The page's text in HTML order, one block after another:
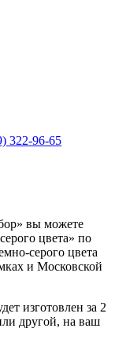
322-96-65
вы можете
цвета» по
серого цвета
и Московской
изготовлен за 2
другой, на ваш